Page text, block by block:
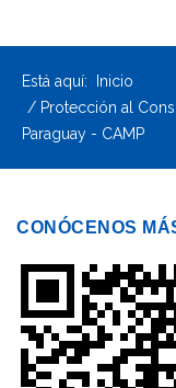
Está aquí:
Inicio
Protección al
Paraguay - CAMP
CONÓCENOS